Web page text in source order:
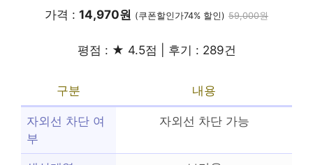
가격 : 14,970원 (쿠폰할인가74% 할인) 59,000원
평점 : ★ 4.5점 | 후기 : 289건
구분 내용
자외선 차단 여
부
자외선 차단 가능